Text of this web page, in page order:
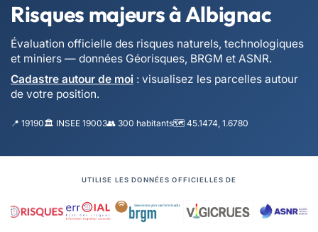
Risques majeurs à Albignac
Évaluation officielle des risques naturels, technologiques
et miniers — données Géorisques, BRGM et ASNR.
Cadastre autour de moi : visualisez les parcelles autour
de votre position.
📍 19190🏛️ INSEE 19003👥 300 habitants🗺️ 45.1474, 1.6780
UTILISE LES DONNÉES OFFICIELLES DE